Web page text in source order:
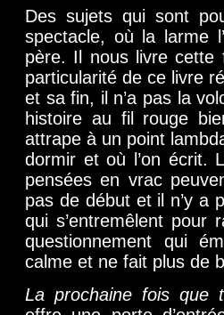
Des sujets qui sont
spectacle, où la larme
père. Il nous livre cette
particularité de ce livre
et sa fin, il n’a pas la
histoire au fil rouge
attrape à un point
dormir et où l’on écrit.
pensées en vrac
pas de début et il n’y a
qui s’entremêlent pour
questionnement qui
calme et ne fait plus de
La prochaine fois que